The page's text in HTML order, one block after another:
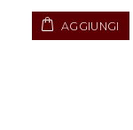
AGGIUNGI